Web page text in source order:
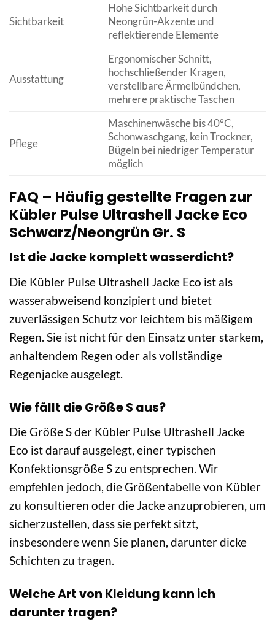
Sichtbarkeit
Hohe Sichtbarkeit durch
Neongrün-Akzente und
reflektierende Elemente
Ausstattung
Ergonomischer Schnitt,
hochschließender Kragen,
verstellbare Ärmelbündchen,
mehrere praktische Taschen
Pflege
Maschinenwäsche bis 40°C,
Schonwaschgang, kein Trockner,
Bügeln bei niedriger Temperatur
möglich
FAQ – Häufig gestellte Fragen zur
Kübler Pulse Ultrashell Jacke Eco
Schwarz/Neongrün Gr. S
Ist die Jacke komplett wasserdicht?
Die Kübler Pulse Ultrashell Jacke Eco ist als
wasserabweisend konzipiert und bietet
zuverlässigen Schutz vor leichtem bis mäßigem
Regen. Sie ist nicht für den Einsatz unter starkem,
anhaltendem Regen oder als vollständige
Regenjacke ausgelegt.
Wie fällt die Größe S aus?
Die Größe S der Kübler Pulse Ultrashell Jacke
Eco ist darauf ausgelegt, einer typischen
Konfektionsgröße S zu entsprechen. Wir
empfehlen jedoch, die Größentabelle von Kübler
zu konsultieren oder die Jacke anzuprobieren, um
sicherzustellen, dass sie perfekt sitzt,
insbesondere wenn Sie planen, darunter dicke
Schichten zu tragen.
Welche Art von Kleidung kann ich
darunter tragen?